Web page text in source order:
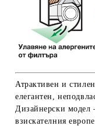
Атрактивен и стилен
елегантен,
Дизайнерски модел
взискателния